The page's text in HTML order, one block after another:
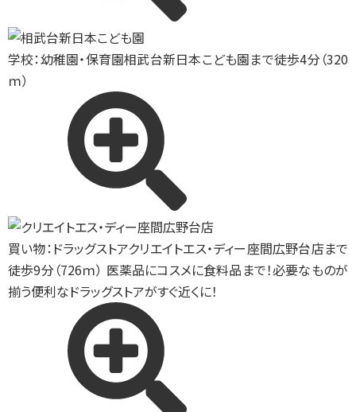
学校：幼稚園・保育園相武台新日本こども園まで徒歩4分（320
ｍ）
買い物：ドラッグストアクリエイトエス・ディー座間広野台店まで
徒歩9分（726ｍ） 医薬品にコスメに食料品まで！必要なものが
揃う便利なドラッグストアがすぐ近くに！